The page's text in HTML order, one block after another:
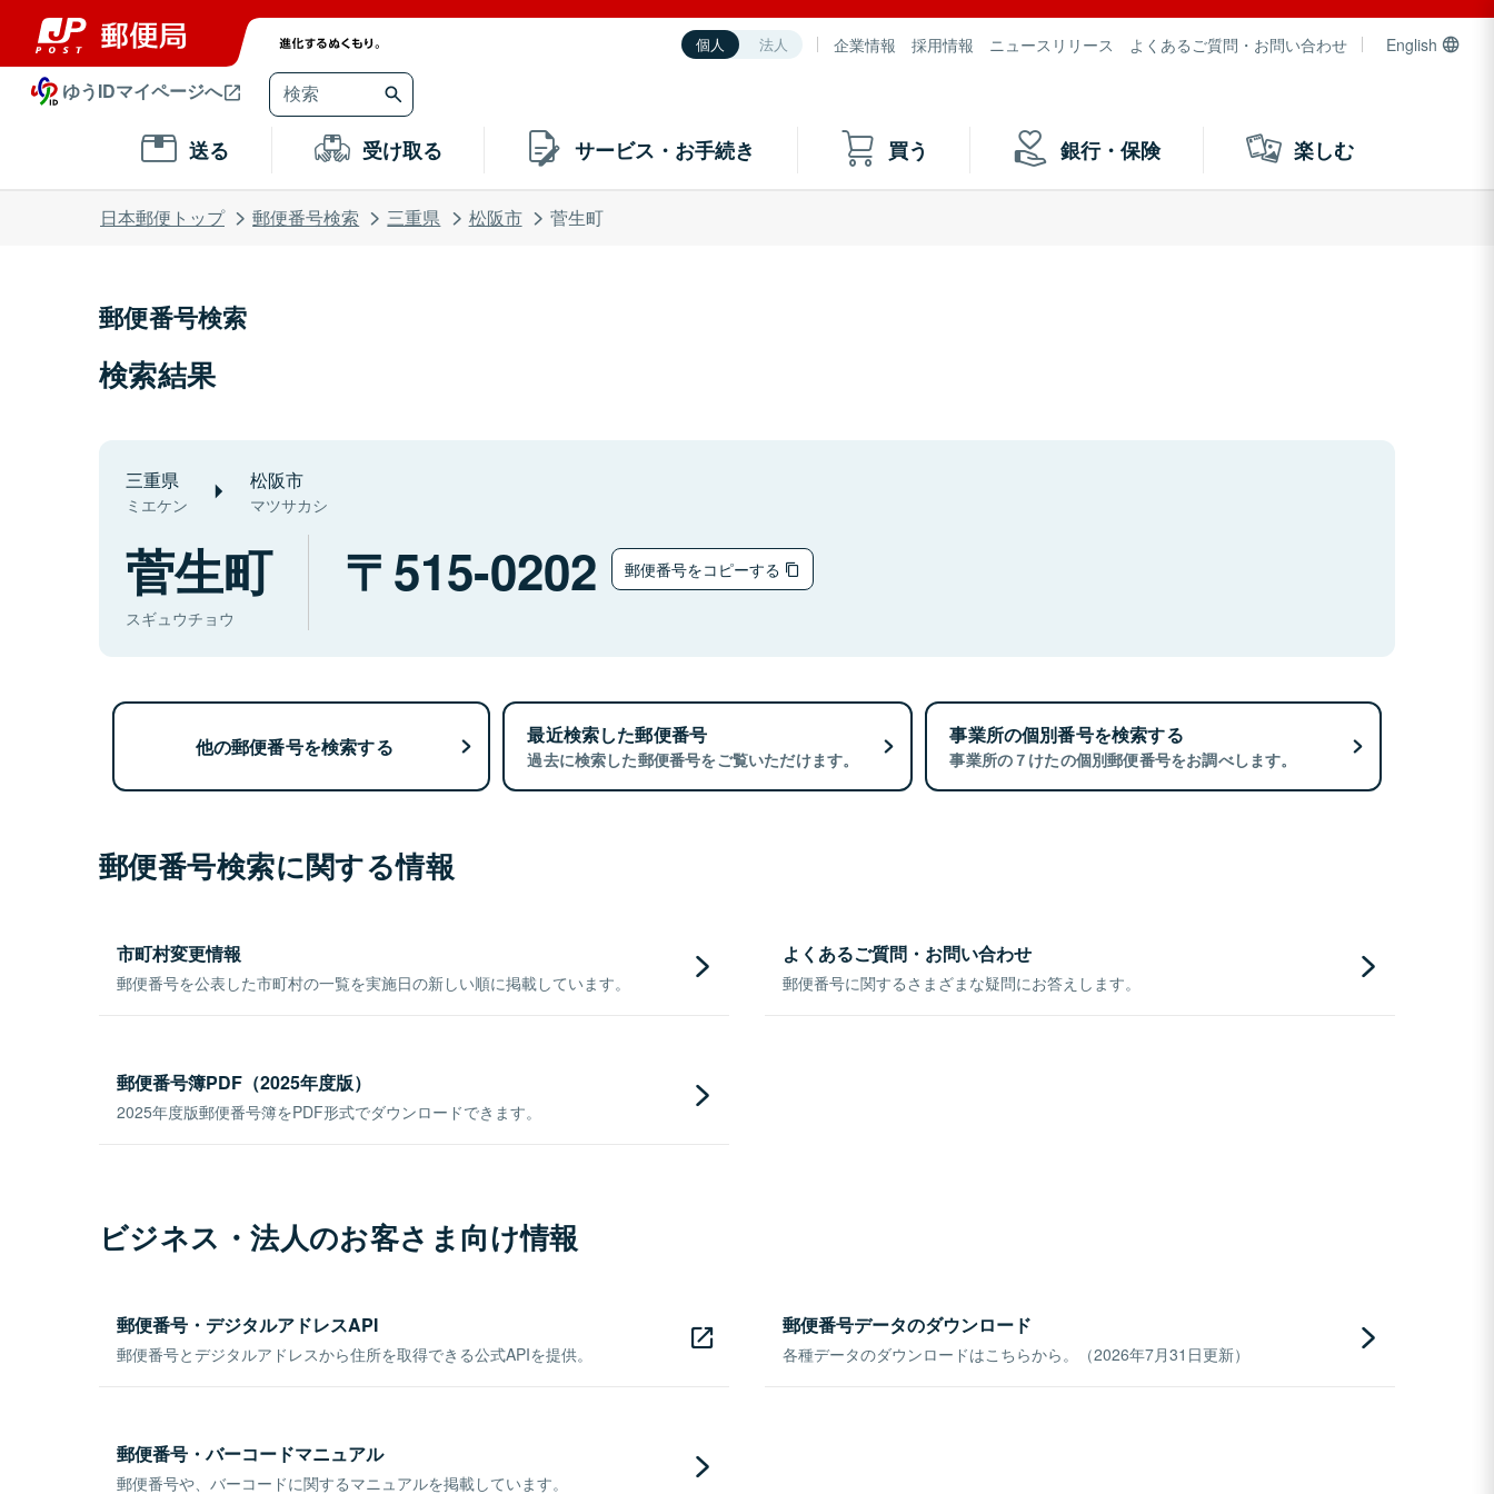
個人 法人 企業情報 採用情報 ニュースリリース よくあるご質問・お問い合わせ English
ゆうIDマイページへ
送る 受け取る サービス・お手続き 買う 銀行・保険 楽しむ
日本郵便トップ 郵便番号検索 三重県 松阪市 菅生町
郵便番号検索
検索結果
三重県
ミエケン
松阪市
マツサカシ
菅生町
スギュウチョウ
515-0202 郵便番号をコピーする
他の郵便番号を検索する 最近検索した郵便番号
過去に検索した郵便番号をご覧いただけます。
事業所の個別番号を検索する
事業所の７けたの個別郵便番号をお調べします。
郵便番号検索に関する情報
市町村変更情報
郵便番号を公表した市町村の一覧を実施日の新しい順に掲載しています。
よくあるご質問・お問い合わせ
郵便番号に関するさまざまな疑問にお答えします。
郵便番号簿PDF（2025年度版）
2025年度版郵便番号簿をPDF形式でダウンロードできます。
ビジネス・法人のお客さま向け情報
郵便番号・デジタルアドレスAPI
郵便番号とデジタルアドレスから住所を取得できる公式APIを提供。
郵便番号データのダウンロード
各種データのダウンロードはこちらから。（2026年7月31日更新）
郵便番号・バーコードマニュアル
郵便番号や、バーコードに関するマニュアルを掲載しています。